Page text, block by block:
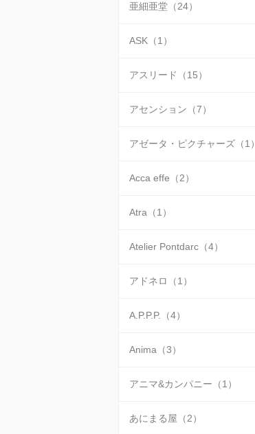
亜細亜堂（24）
ASK（1）
アスリード（15）
アセンション（7）
アゼータ・ピクチャーズ（1）
Acca effe（2）
Atra（1）
Atelier Pontdarc（4）
アドネロ（1）
A.P.P.P.（4）
Anima（3）
アニマ&カンパニー（1）
あにまる屋（2）